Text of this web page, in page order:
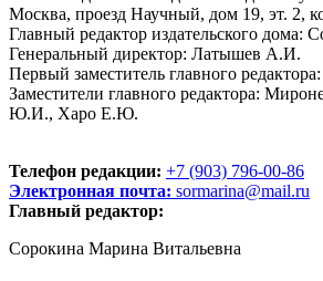
Москва, проезд Научный, дом 19, эт. 2,
Главный редактор издательского
Генеральный директор: Латышев А.И.
Первый заместитель главного
Заместители главного редактора:
Ю.И., Харо Е.Ю.
Телефон редакции: +7 (903) 796-00-86
Электронная почта: sormarina@mail.ru
Главный редактор:
Сорокина Марина Витальевна